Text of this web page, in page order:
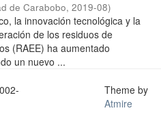
de Carabobo, 2019-08)
la innovación tecnológica y la
de los residuos de
(RAEE) ha aumentado
un nuevo ...
Theme by
Atmire